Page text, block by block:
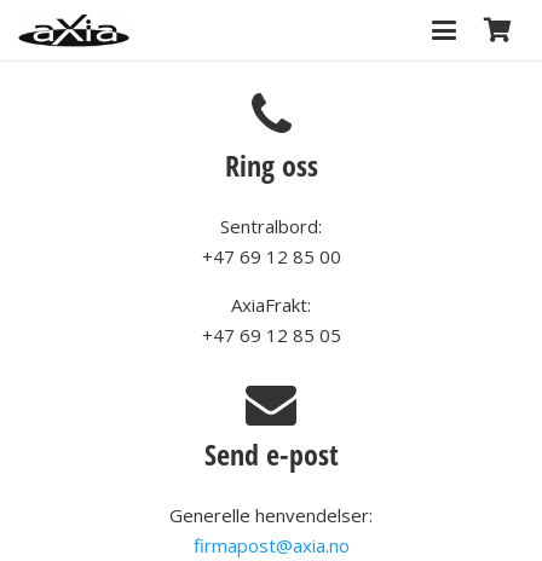
Ring oss
Sentralbord:
+47 69 12 85 00
AxiaFrakt:
+47 69 12 85 05
Send e-post
Generelle henvendelser:
firmapost@axia.no